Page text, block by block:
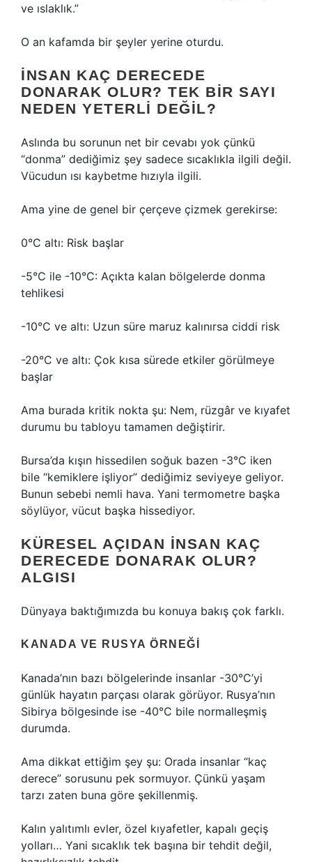
ve ıslaklık.”
O an kafamda bir şeyler yerine oturdu.
İNSAN KAÇ DERECEDE
DONARAK OLUR? TEK BIR SAYI
NEDEN YETERLI DEĞIL?
Aslında bu sorunun net bir cevabı yok çünkü
“donma” dediğimiz şey sadece sıcaklıkla ilgili değil.
Vücudun ısı kaybetme hızıyla ilgili.
Ama yine de genel bir çerçeve çizmek gerekirse:
0°C altı: Risk başlar
-5°C ile -10°C: Açıkta kalan bölgelerde donma
tehlikesi
-10°C ve altı: Uzun süre maruz kalınırsa ciddi risk
-20°C ve altı: Çok kısa sürede etkiler görülmeye
başlar
Ama burada kritik nokta şu: Nem, rüzgâr ve kıyafet
durumu bu tabloyu tamamen değiştirir.
Bursa’da kışın hissedilen soğuk bazen -3°C iken
bile “kemiklere işliyor” dediğimiz seviyeye geliyor.
Bunun sebebi nemli hava. Yani termometre başka
söylüyor, vücut başka hissediyor.
KÜRESEL AÇIDAN İNSAN KAÇ
DERECEDE DONARAK OLUR?
ALGISI
Dünyaya baktığımızda bu konuya bakış çok farklı.
KANADA VE RUSYA ÖRNEĞI
Kanada’nın bazı bölgelerinde insanlar -30°C’yi
günlük hayatın parçası olarak görüyor. Rusya’nın
Sibirya bölgesinde ise -40°C bile normalleşmiş
durumda.
Ama dikkat ettiğim şey şu: Orada insanlar “kaç
derece” sorusunu pek sormuyor. Çünkü yaşam
tarzı zaten buna göre şekillenmiş.
Kalın yalıtımlı evler, özel kıyafetler, kapalı geçiş
yolları… Yani sıcaklık tek başına bir tehdit değil,